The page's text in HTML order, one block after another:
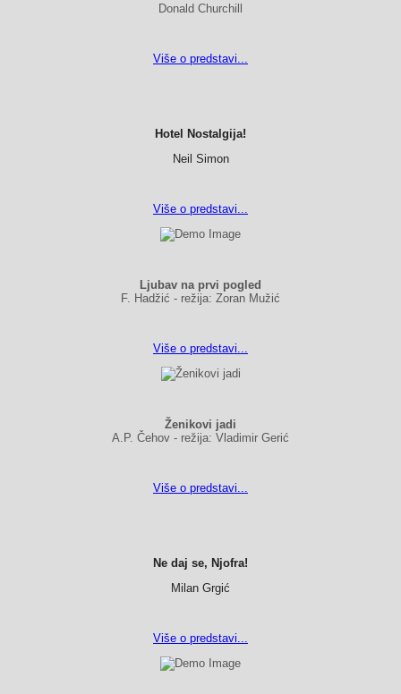
Donald Churchill
Više o predstavi...
Hotel Nostalgija!
Neil Simon
Više o predstavi...
Ljubav na prvi pogled
F. Hadžić - režija: Zoran Mužić
Više o predstavi...
Ženikovi jadi
A.P. Čehov - režija: Vladimir Gerić
Više o predstavi...
Ne daj se, Njofra!
Milan Grgić
Više o predstavi...